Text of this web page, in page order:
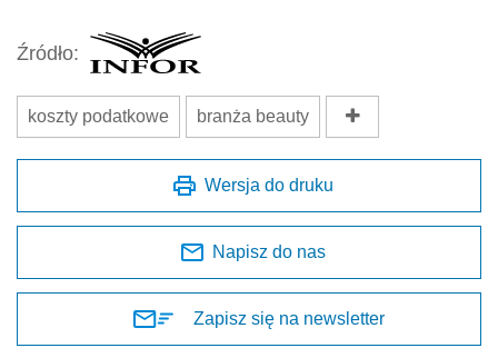
Źródło:
koszty podatkowe branża beauty
Wersja do druku
Napisz do nas
Zapisz się na newsletter